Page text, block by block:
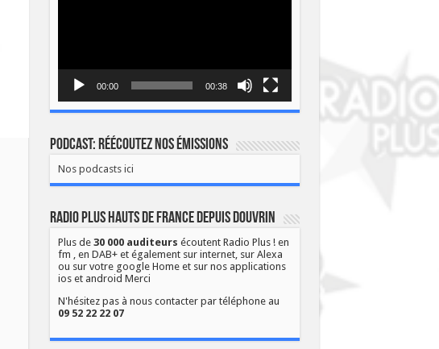
00:00 00:38
Podcast: Réécoutez nos émissions
Nos podcasts ici
Radio Plus Hauts de France depuis Douvrin
Plus de 30 000 auditeurs écoutent Radio Plus ! en
fm , en DAB+ et également sur internet, sur Alexa
ou sur votre google Home et sur nos applications
ios et android Merci
N'hésitez pas à nous contacter par téléphone au
09 52 22 22 07